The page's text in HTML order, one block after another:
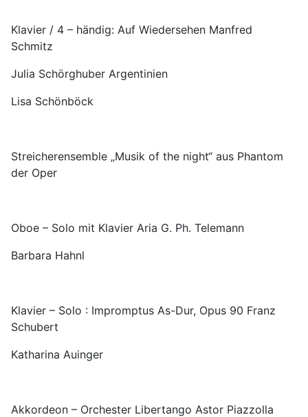
Klavier / 4 – händig: Auf Wiedersehen Manfred
Schmitz
Julia Schörghuber Argentinien
Lisa Schönböck
Streicherensemble „Musik of the night“ aus Phantom
der Oper
Oboe – Solo mit Klavier Aria G. Ph. Telemann
Barbara Hahnl
Klavier – Solo : Impromptus As-Dur, Opus 90 Franz
Schubert
Katharina Auinger
Akkordeon – Orchester Libertango Astor Piazzolla